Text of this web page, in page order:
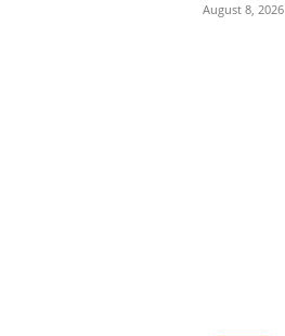
August 8, 2026